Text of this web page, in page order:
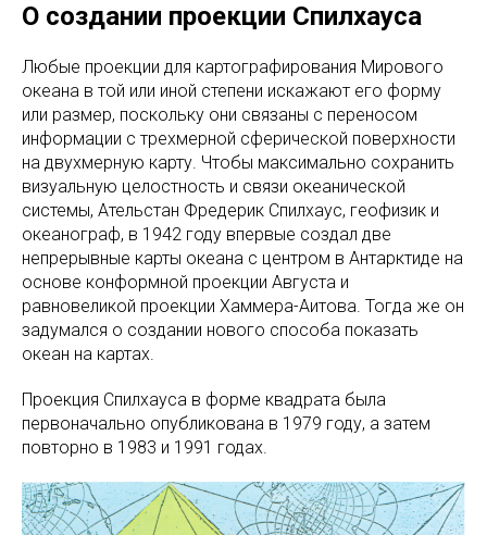
О создании проекции Спилхауса
Любые проекции для картографирования Мирового
океана в той или иной степени искажают его форму
или размер, поскольку они связаны с переносом
информации с трехмерной сферической поверхности
на двухмерную карту. Чтобы максимально сохранить
визуальную целостность и связи океанической
системы, Ательстан Фредерик Спилхаус, геофизик и
океанограф, в 1942 году впервые создал две
непрерывные карты океана с центром в Антарктиде на
основе конформной проекции Августа и
равновеликой проекции Хаммера-Аитова. Тогда же он
задумался о создании нового способа показать
океан на картах.
Проекция Спилхауса в форме квадрата была
первоначально опубликована в 1979 году, а затем
повторно в 1983 и 1991 годах.